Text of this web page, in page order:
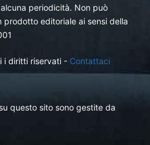
periodicità. Non può
prodotto editoriale ai sensi della
diritti riservati - Contattaci
questo sito sono gestite da